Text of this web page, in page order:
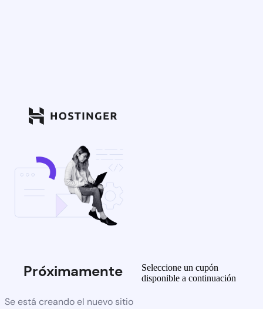
Próximamente
Se está creando el nuevo sitio
Seleccione un cupón
disponible a continuación